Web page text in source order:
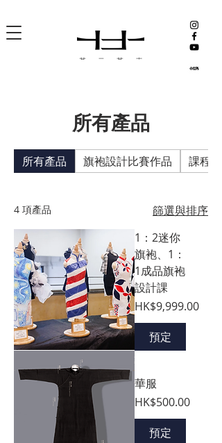
所有產品
所有產品 旗袍設計比賽作品 課程
4 項產品
篩選與排序
1：2迷你
旗袍、1：
1成品旗袍
設計課
價格
HK$9,999.00
預定
華服
價格
HK$500.00
預定